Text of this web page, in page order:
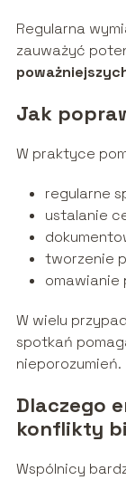
Regularna
zauważyć
Jak
W praktyce
regularne
ustalanie
tworzenie
omawianie
W wielu
spotkań
nieporozumień.
Dlaczego
konflikty
Wspólnicy